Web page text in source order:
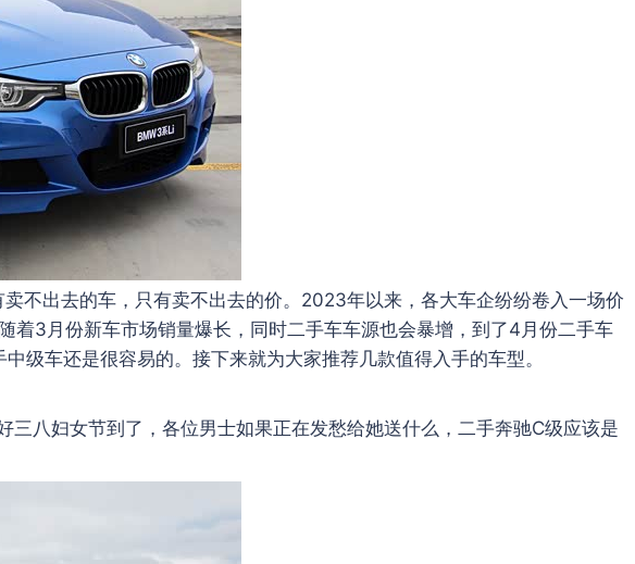
不出去的车，只有卖不出去的价。2023年以来，各大车企纷纷卷入一场价
着3月份新车市场销量爆长，同时二手车车源也会暴增，到了4月份二手车
级车还是很容易的。接下来就为大家推荐几款值得入手的车型。
八妇女节到了，各位男士如果正在发愁给她送什么，二手奔驰C级应该是